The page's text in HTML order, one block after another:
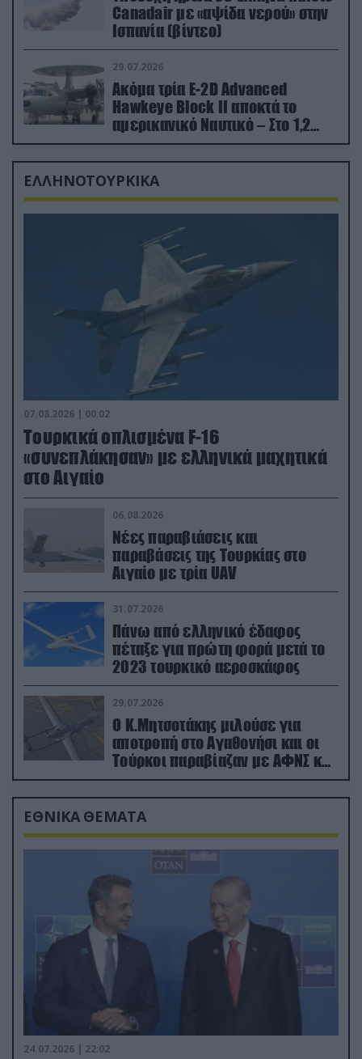
Canadair με «αψίδα νερού» στην
Ισπανία (βίντεο)
29.07.2026
Ακόμα τρία E-2D Advanced
Hawkeye Block II αποκτά το
αμερικανικό Ναυτικό – Στο 1,2
δισ.δολάρια το κόστος
ΕΛΛΗΝΟΤΟΥΡΚΙΚΑ
07.08.2026 | 00:02
Τουρκικά οπλισμένα F-16
«συνεπλάκησαν» με ελληνικά μαχητικά
στο Αιγαίο
06.08.2026
Νέες παραβιάσεις και
παραβάσεις της Τουρκίας στο
Αιγαίο με τρία UAV
31.07.2026
Πάνω από ελληνικό έδαφος
πέταξε για πρώτη φορά μετά το
2023 τουρκικό αεροσκάφος
29.07.2026
Ο Κ.Μητσοτάκης μιλούσε για
αποτροπή στο Αγαθονήσι και οι
Τούρκοι παραβίαζαν με ΑΦΝΣ και
drone
ΕΘΝΙΚΑ ΘΕΜΑΤΑ
24.07.2026 | 22:02